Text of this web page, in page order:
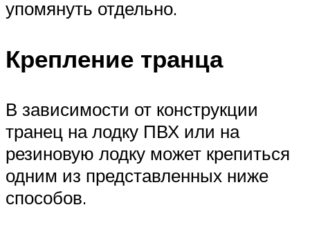
упомянуть отдельно.
Крепление транца
В зависимости от конструкции
транец на лодку ПВХ или на
резиновую лодку может крепиться
одним из представленных ниже
способов.